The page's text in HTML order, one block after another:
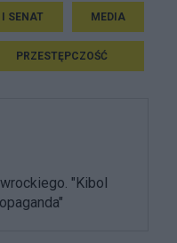
SENAT MEDIA
PRZESTĘPCZOŚĆ
"Kibol